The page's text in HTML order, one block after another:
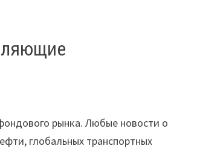
рынка. Любые новости о
глобальных транспортных